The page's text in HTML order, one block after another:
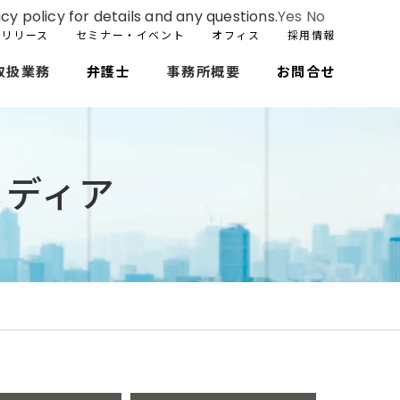
リース セミナー・イベント オフィス 採用情報
扱業務 弁護士 事務所概要 お問合せ
ィア
policy for details and any questions.Yes No